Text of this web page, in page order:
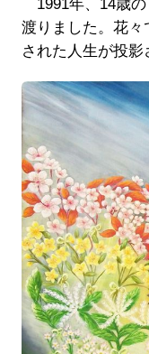
1991年、14歳の
渡りました。花
された人生が投影